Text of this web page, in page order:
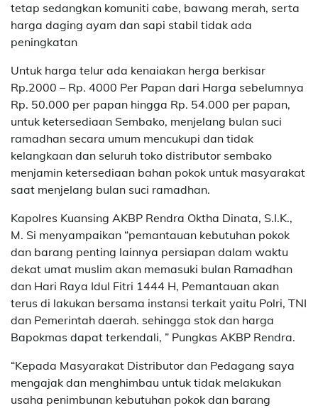
tetap sedangkan komuniti cabe, bawang merah, serta
harga daging ayam dan sapi stabil tidak ada
peningkatan
Untuk harga telur ada kenaiakan herga berkisar
Rp.2000 – Rp. 4000 Per Papan dari Harga sebelumnya
Rp. 50.000 per papan hingga Rp. 54.000 per papan,
untuk ketersediaan Sembako, menjelang bulan suci
ramadhan secara umum mencukupi dan tidak
kelangkaan dan seluruh toko distributor sembako
menjamin ketersediaan bahan pokok untuk masyarakat
saat menjelang bulan suci ramadhan.
Kapolres Kuansing AKBP Rendra Oktha Dinata, S.I.K.,
M. Si menyampaikan “pemantauan kebutuhan pokok
dan barang penting lainnya persiapan dalam waktu
dekat umat muslim akan memasuki bulan Ramadhan
dan Hari Raya Idul Fitri 1444 H, Pemantauan akan
terus di lakukan bersama instansi terkait yaitu Polri, TNI
dan Pemerintah daerah. sehingga stok dan harga
Bapokmas dapat terkendali, ” Pungkas AKBP Rendra.
“Kepada Masyarakat Distributor dan Pedagang saya
mengajak dan menghimbau untuk tidak melakukan
usaha penimbunan kebutuhan pokok dan barang